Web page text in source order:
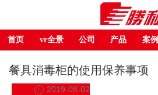
首页 vr全景 公司 产品 案例
餐具消毒柜的使用保养事项
2019-08-02